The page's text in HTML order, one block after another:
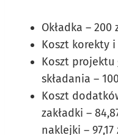
Okładka – 200
Koszt korekty i
Koszt projektu
składania –
Koszt
zakładki –
naklejki – 97,17